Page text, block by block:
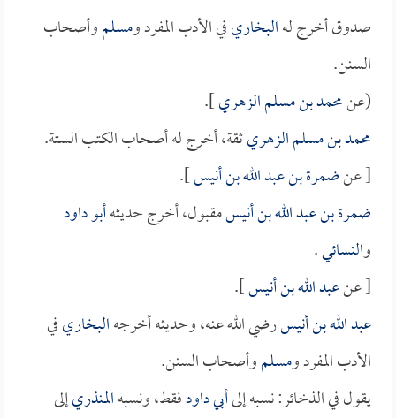
صدوق أخرج لهالبخاريفي الأدب المفرد ومسلموأصحاب
السنن.
(عنمحمد بن مسلم الزهري].
محمد بن مسلم الزهريثقة، أخرج له أصحاب الكتب الستة.
[ عنضمرة بن عبد الله بن أنيس].
ضمرة بن عبد الله بن أنيسمقبول، أخرج حديثهأبو داود
والنسائي.
[ عنعبد الله بن أنيس].
عبد الله بن أنيسرضي الله عنه، وحديثه أخرجهالبخاريفي
الأدب المفرد ومسلموأصحاب السنن.
يقول في الذخائر: نسبه إلىأبي داودفقط، ونسبهالمنذريإلى